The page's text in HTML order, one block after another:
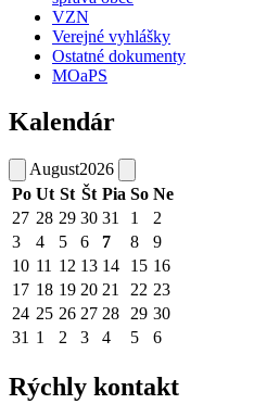
VZN
Verejné vyhlášky
Ostatné dokumenty
MOaPS
Kalendár
August2026
Po Ut St Št Pia So Ne
27 28 29 30 31 1
2
3
4 5 6 7 8
9
10 11 12 13 14 15 16
17 18 19 20 21 22 23
24 25 26 27 28 29 30
31 1 2 3 4 5 6
Rýchly kontakt